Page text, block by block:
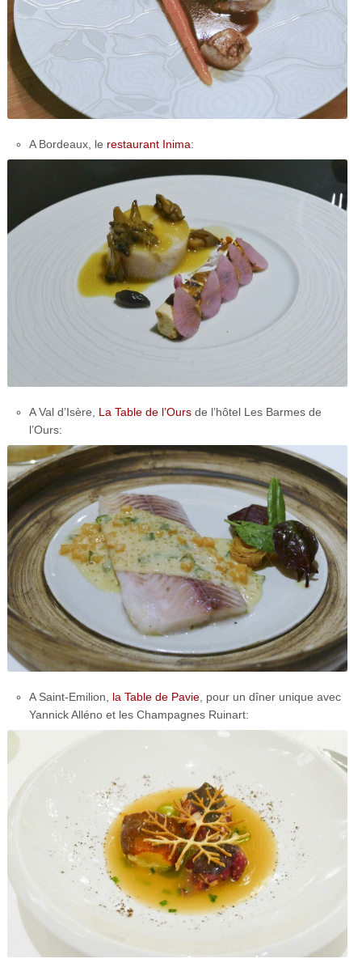
A Bordeaux, le restaurant Inima:
A Val d’Isère, La Table de l’Oursde l’hôtel Les Barmes de
l’Ours:
A Saint-Emilion, la Table de Pavie, pour un dîner unique avec
Yannick Alléno et les Champagnes Ruinart: